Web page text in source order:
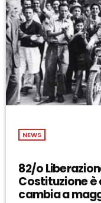
NEWS
82/o
Costituzione è
cambia a